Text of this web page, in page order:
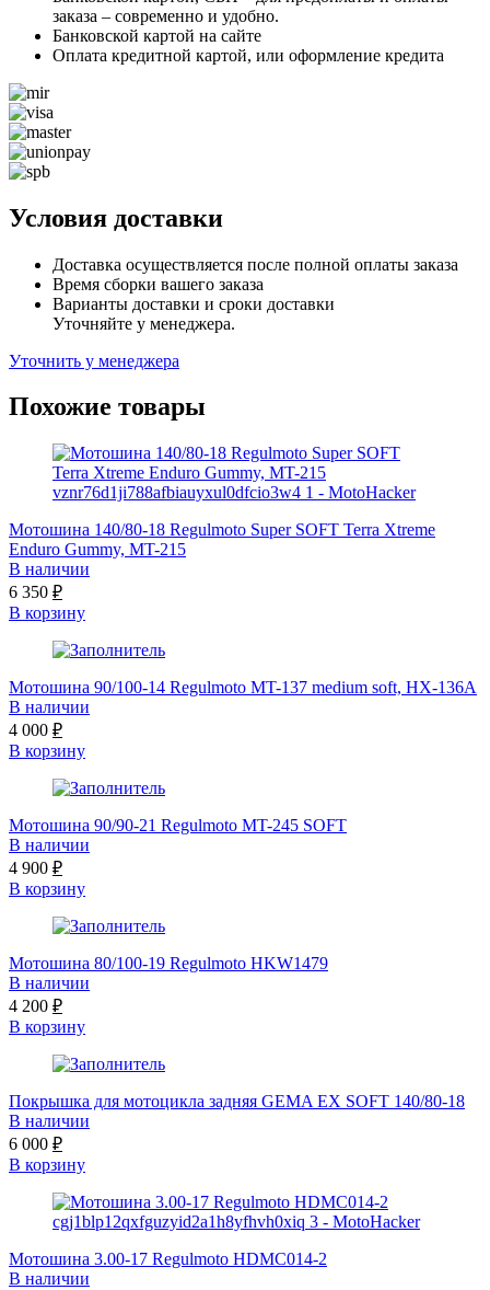
заказа – современно и удобно.
Банковской картой на сайте
Оплата кредитной картой, или оформление кредита
Условия доставки
Доставка осуществляется после полной оплаты заказа
Время сборки вашего заказа
Варианты доставки и сроки доставки
Уточняйте у менеджера.
Уточнить у менеджера
Похожие товары
Мотошина 140/80-18 Regulmoto Super SOFT Terra Xtreme
Enduro Gummy, MT-215
В наличии
6 350 ₽
В корзину
Мотошина 90/100-14 Regulmoto MT-137 medium soft, HX-136A
В наличии
4 000 ₽
В корзину
Мотошина 90/90-21 Regulmoto MT-245 SOFT
В наличии
4 900 ₽
В корзину
Мотошина 80/100-19 Regulmoto HKW1479
В наличии
4 200 ₽
В корзину
Покрышка для мотоцикла задняя GEMA EX SOFT 140/80-18
В наличии
6 000 ₽
В корзину
Мотошина 3.00-17 Regulmoto HDMC014-2
В наличии